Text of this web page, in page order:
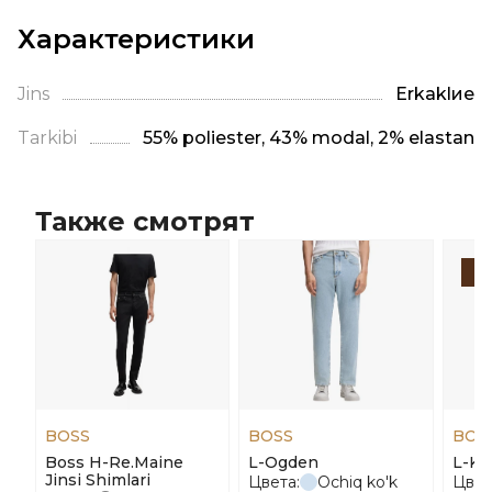
Характеристики
Jins Erkaklие
Tarkibi 55% poliester, 43% modal, 2% elastan
Также смотрят
BOSS
Boss H-Re.Maine
Jinsi Shimlari
BOSS
L-Ogden
Цвета:
Ochiq ko'k
L-